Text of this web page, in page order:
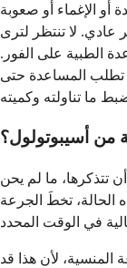
أو الإغماء أو صعوبة
عادي. لا تنتظر لترى
الطبية على الفور.
تطلب المساعدة حتى
من أسيبوتولول؟
تتذكرها، ما لم يحن
الحالة، تخطَ الجرعة
لأن هذا قد